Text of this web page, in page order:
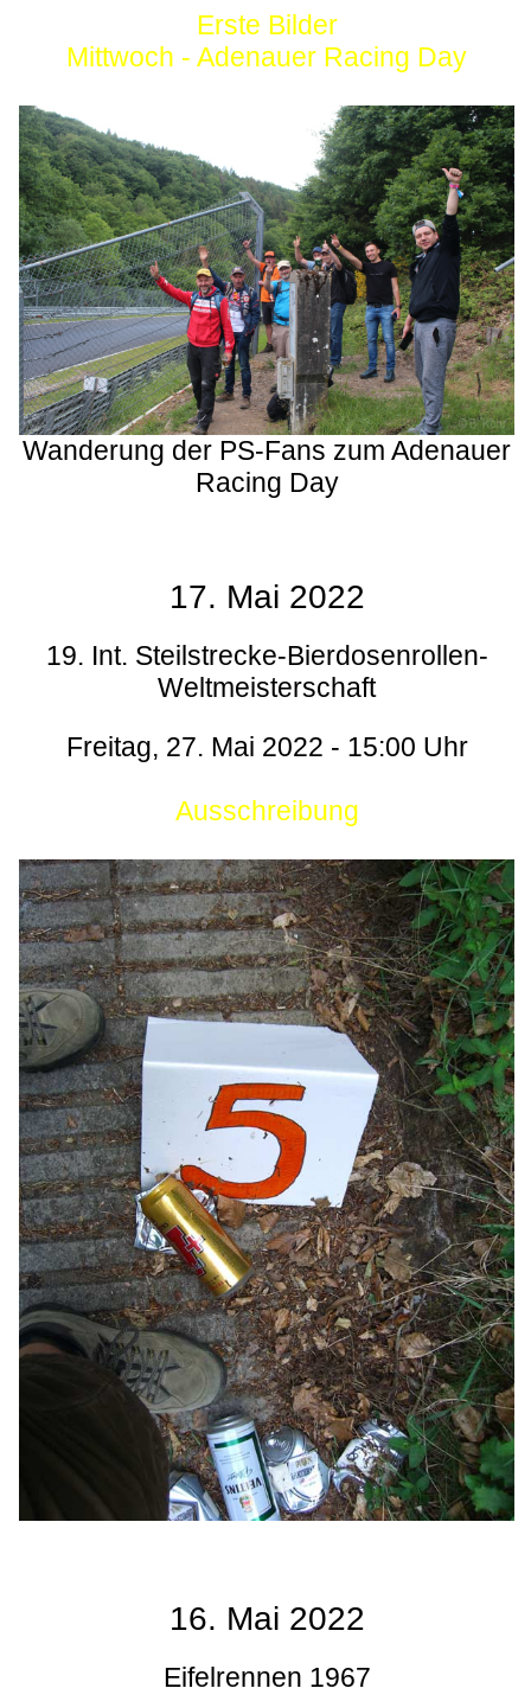
Erste Bilder
Mittwoch - Adenauer Racing Day
Wanderung der PS-Fans zum Adenauer
Racing Day
17. Mai 2022
19. Int. Steilstrecke-Bierdosenrollen-
Weltmeisterschaft
Freitag, 27. Mai 2022 - 15:00 Uhr
Ausschreibung
16. Mai 2022
Eifelrennen 1967